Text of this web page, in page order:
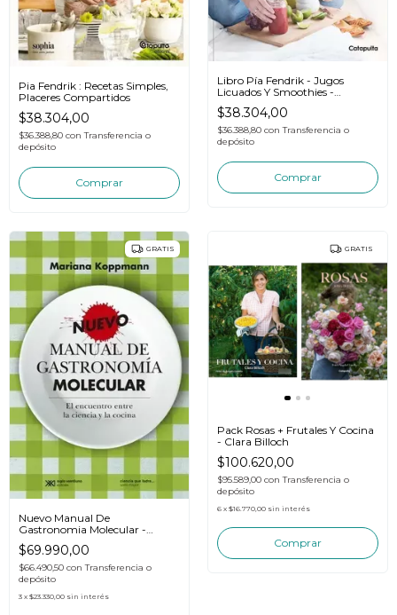
Pia Fendrik : Recetas Simples,
Placeres Compartidos
$38.304,00
$36.388,80 con Transferencia o
depósito
Libro Pía Fendrik - Jugos
Licuados Y Smoothies -
Catapulta
$38.304,00
$36.388,80 con Transferencia o
depósito
GRATIS
Nuevo Manual De
Gastronomia Molecular -
Koppmann - Libro
$69.990,00
$66.490,50 con Transferencia o
depósito
3 x $23.330,00 sin interés
GRATIS
Pack Rosas + Frutales Y Cocina
- Clara Billoch
$100.620,00
$95.589,00 con Transferencia o
depósito
6 x $16.770,00 sin interés